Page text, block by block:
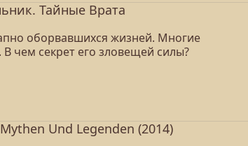
Тайные Врата
оборвавшихся жизней. Многие
чем секрет его зловещей силы?
Und Legenden (2014)